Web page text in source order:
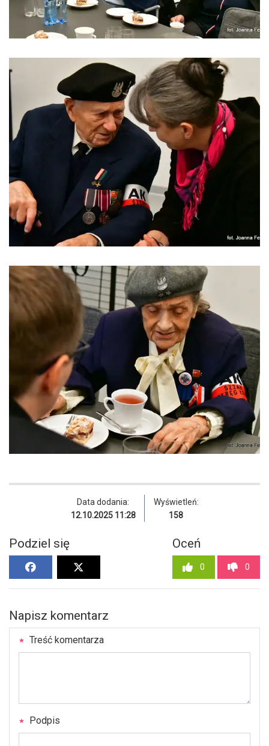
Data dodania:
12.10.2025 11:28
Wyświetleń:
158
Podziel się Oceń
0 0
Napisz komentarz
Treść komentarza
Podpis